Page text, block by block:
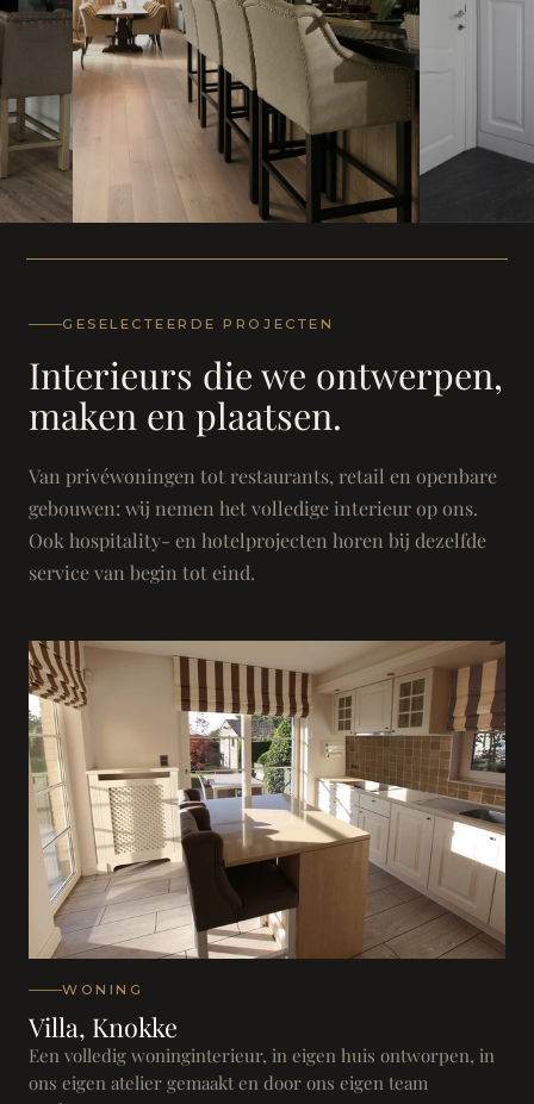
Landhuis - Grimbergen
GESELECTEERDE PROJECTEN
Interieurs die we ontwerpen,
maken en plaatsen.
Van privéwoningen tot restaurants, retail en openbare
gebouwen: wij nemen het volledige interieur op ons.
Ook hospitality- en hotelprojecten horen bij dezelfde
service van begin tot eind.
WONING
Villa, Knokke
Een volledig woninginterieur, in eigen huis ontworpen, in
ons eigen atelier gemaakt en door ons eigen team